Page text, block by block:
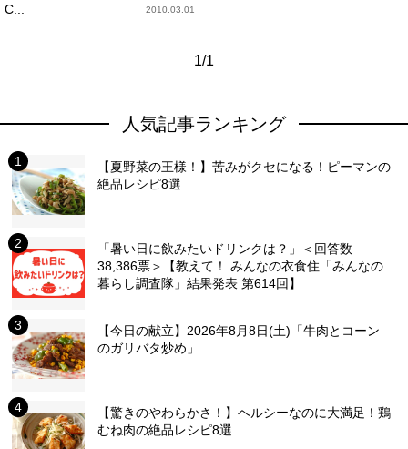
C...
2010.03.01
1/1
人気記事ランキング
【夏野菜の王様！】苦みがクセになる！ピーマンの
絶品レシピ8選
「暑い日に飲みたいドリンクは？」＜回答数
38,386票＞【教えて！ みんなの衣食住「みんなの
暮らし調査隊」結果発表 第614回】
【今日の献立】2026年8月8日(土)「牛肉とコーン
のガリバタ炒め」
【驚きのやわらかさ！】ヘルシーなのに大満足！鶏
むね肉の絶品レシピ8選